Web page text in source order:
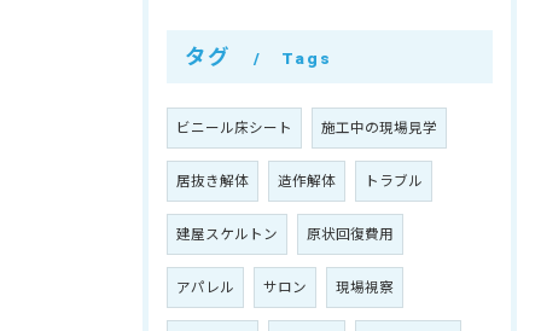
タグ Tags
ビニール床シート 施工中の現場見学
居抜き解体 造作解体 トラブル
建屋スケルトン 原状回復費用
アパレル サロン 現場視察